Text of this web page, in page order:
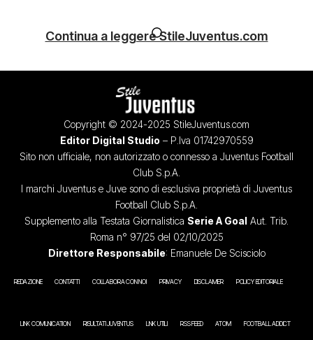
Continua a leggere StileJuventus.com
Copyright © 2024-2025 StileJuventus.com
Editor Digital Studio – P.Iva 01742970559
Sito non ufficiale, non autorizzato o connesso a Juventus Football
Club S.p.A.
I marchi Juventus e Juve sono di esclusiva proprietà di Juventus
Football Club S.p.A.
Supplemento alla Testata Giornalistica Serie A Goal Aut. Trib.
Roma n° 97/25 del 02/10/2025
Direttore Responsabile: Emanuele De Scisciolo
REDAZIONE CONTATTI COLLABORA CON NOI PRIVACY DISCLAIMER POLICY EDITORIALE
LINK COMUNICATION RISULTATI JUVENTUS LINK UTILI RSS FEED ATOM FOOTBALL ADDICT